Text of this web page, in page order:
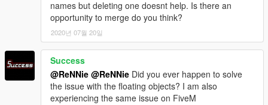
names but deleting one doesnt help. Is there an
opportunity to merge do you think?
2020년 07월 20일
Success
@ReNNie @ReNNie Did you ever happen to solve
the issue with the floating objects? I am also
experiencing the same issue on FiveM